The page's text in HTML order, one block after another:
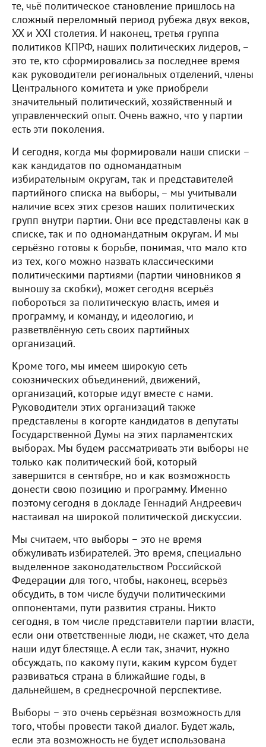
те, чьё политическое становление пришлось на
сложный переломный период рубежа двух веков,
XX и XXI столетия. И наконец, третья группа
политиков КПРФ, наших политических лидеров, –
это те, кто сформировались за последнее время
как руководители региональных отделений, члены
Центрального комитета и уже приобрели
значительный политический, хозяйственный и
управленческий опыт. Очень важно, что у партии
есть эти поколения.
И сегодня, когда мы формировали наши списки –
как кандидатов по одномандатным
избирательным округам, так и представителей
партийного списка на выборы, – мы учитывали
наличие всех этих срезов наших политических
групп внутри партии. Они все представлены как в
списке, так и по одномандатным округам. И мы
серьёзно готовы к борьбе, понимая, что мало кто
из тех, кого можно назвать классическими
политическими партиями (партии чиновников я
выношу за скобки), может сегодня всерьёз
побороться за политическую власть, имея и
программу, и команду, и идеологию, и
разветвлённую сеть своих партийных
организаций.
Кроме того, мы имеем широкую сеть
союзнических объединений, движений,
организаций, которые идут вместе с нами.
Руководители этих организаций также
представлены в когорте кандидатов в депутаты
Государственной Думы на этих парламентских
выборах. Мы будем рассматривать эти выборы не
только как политический бой, который
завершится в сентябре, но и как возможность
донести свою позицию и программу. Именно
поэтому сегодня в докладе Геннадий Андреевич
настаивал на широкой политической дискуссии.
Мы считаем, что выборы – это не время
обжуливать избирателей. Это время, специально
выделенное законодательством Российской
Федерации для того, чтобы, наконец, всерьёз
обсудить, в том числе будучи политическими
оппонентами, пути развития страны. Никто
сегодня, в том числе представители партии власти,
если они ответственные люди, не скажет, что дела
наши идут блестяще. А если так, значит, нужно
обсуждать, по какому пути, каким курсом будет
развиваться страна в ближайшие годы, в
дальнейшем, в среднесрочной перспективе.
Выборы – это очень серьёзная возможность для
того, чтобы провести такой диалог. Будет жаль,
если эта возможность не будет использована